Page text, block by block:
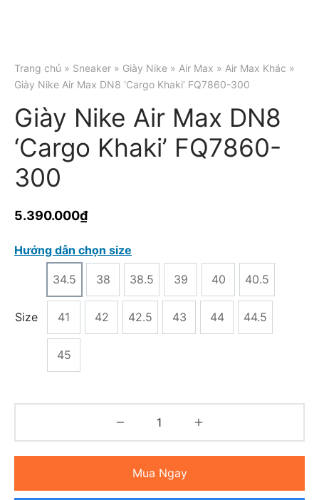
Trang chủ » Sneaker » Giày Nike » Air Max » Air Max Khác »
Giày Nike Air Max DN8 ‘Cargo Khaki’ FQ7860-300
Giày Nike Air Max DN8
‘Cargo Khaki’ FQ7860-
300
5.390.000₫
Hướng dẫn chọn size
Size
34.5 38 38.5 39 40 40.5
41 42 42.5 43 44 44.5
45
Mua Ngay